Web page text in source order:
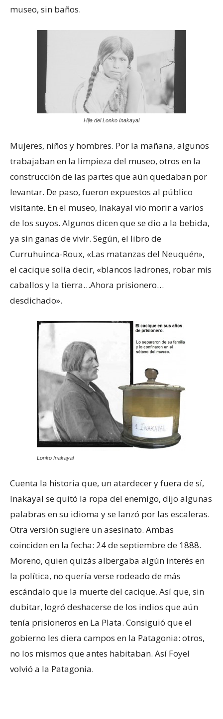
museo, sin baños.
Hija del Lonko Inakayal
Mujeres, niños y hombres. Por la mañana, algunos
trabajaban en la limpieza del museo, otros en la
construcción de las partes que aún quedaban por
levantar. De paso, fueron expuestos al público
visitante. En el museo, Inakayal vio morir a varios
de los suyos. Algunos dicen que se dio a la bebida,
ya sin ganas de vivir. Según, el libro de
Curruhuinca-Roux, «Las matanzas del Neuquén»,
el cacique solía decir, «blancos ladrones, robar mis
caballos y la tierra…Ahora prisionero…
desdichado».
Lonko Inakayal
Cuenta la historia que, un atardecer y fuera de sí,
Inakayal se quitó la ropa del enemigo, dijo algunas
palabras en su idioma y se lanzó por las escaleras.
Otra versión sugiere un asesinato. Ambas
coinciden en la fecha: 24 de septiembre de 1888.
Moreno, quien quizás albergaba algún interés en
la política, no quería verse rodeado de más
escándalo que la muerte del cacique. Así que, sin
dubitar, logró deshacerse de los indios que aún
tenía prisioneros en La Plata. Consiguió que el
gobierno les diera campos en la Patagonia: otros,
no los mismos que antes habitaban. Así Foyel
volvió a la Patagonia.